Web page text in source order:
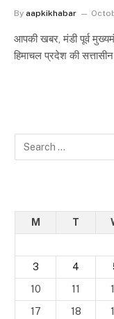
By aapkikhabar
आपकी खबर, मंडी पूर्व
हिमाचल प्रदेश की
M T
3
4
10
11
17
18